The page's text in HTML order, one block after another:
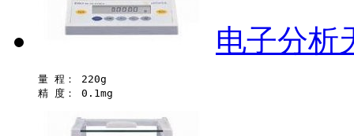
电子分析
量 程： 220g